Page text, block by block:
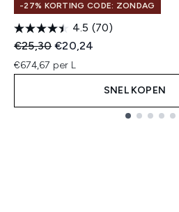
-27% KORTING CODE: ZONDAG
4.5 (70)
Recommended Retail Price:
€25,30Huidige prijs:
€20,24
€674,67 per L
SNEL KOPEN